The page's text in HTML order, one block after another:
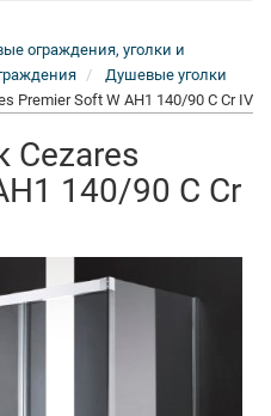
ограждения, уголки и
Душевые уголки
Premier Soft W AH1 140/90 C Cr IV
Cezares
140/90 C Cr